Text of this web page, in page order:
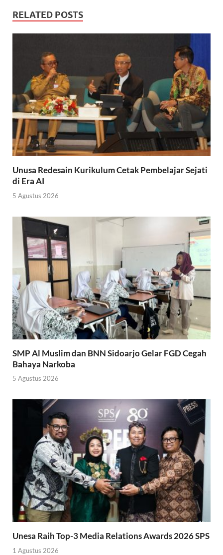
RELATED POSTS
Unusa Redesain Kurikulum Cetak Pembelajar Sejati
di Era AI
5 Agustus 2026
SMP Al Muslim dan BNN Sidoarjo Gelar FGD Cegah
Bahaya Narkoba
5 Agustus 2026
Unesa Raih Top-3 Media Relations Awards 2026 SPS
1 Agustus 2026